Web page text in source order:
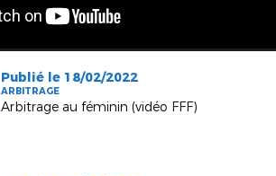
Publié le 18/02/2022
ARBITRAGE
Arbitrage au féminin (vidéo FFF)